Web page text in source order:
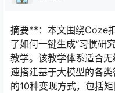
摘要**：本文围绕Coze
了如何一键生成“习惯研
教学。该教学体系适合
速搭建基于大模型的各
的10种变现方式，包括